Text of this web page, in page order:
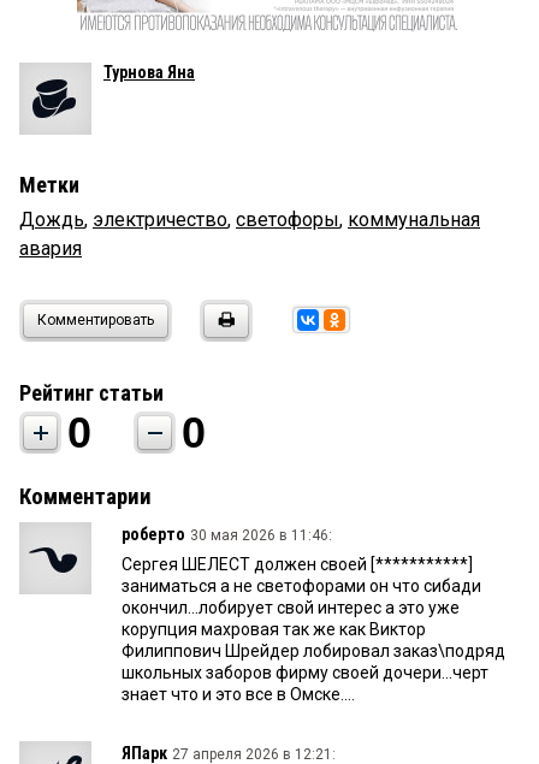
Турнова Яна
Метки
Дождь, электричество, светофоры, коммунальная
авария
Комментировать
Рейтинг статьи
0 0
Комментарии
роберто 30 мая 2026 в 11:46:
Сергея ШЕЛЕСТ должен своей [***********]
заниматься а не светофорами он что сибади
окончил...лобирует свой интерес а это уже
корупция махровая так же как Виктор
Филиппович Шрейдер лобировал заказ\подряд
школьных заборов фирму своей дочери...черт
знает что и это все в Омске....
ЯПарк 27 апреля 2026 в 12:21: